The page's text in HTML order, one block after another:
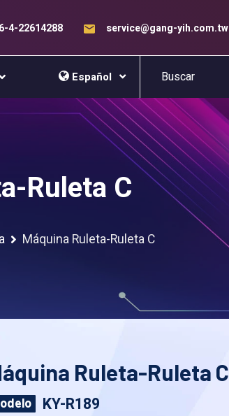
4-22614288 service@gang-yih.com.tw
Español
Ruleta C
Máquina Ruleta-Ruleta C
Ruleta-Ruleta C
KY-R189